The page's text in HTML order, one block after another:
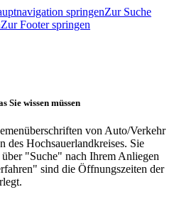
springenZur Suche
Zur Footer springen
Sie wissen müssen
von Auto/Verkehr
des Hochsauerlandkreises. Sie
"Suche" nach Ihrem Anliegen
sind die Öffnungszeiten der